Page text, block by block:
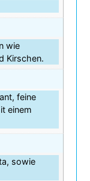
wie
Kirschen.
feine
einem
sowie